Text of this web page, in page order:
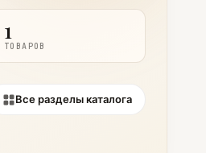
Все разделы каталога
1
ТОВАРОВ